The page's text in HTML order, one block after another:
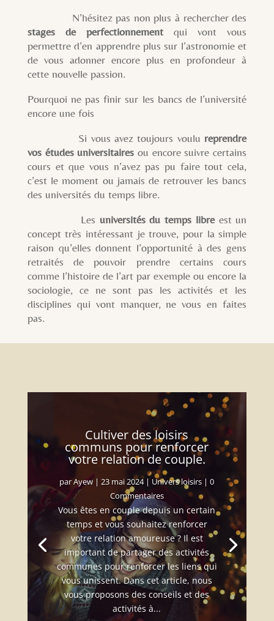
N’hésitez pas non plus à rechercher des
stages de perfectionnementqui vont vous
permettre d’en apprendre plus sur l’astronomie et
de vous adonner encore plus en profondeur à
cette nouvelle passion.
Pourquoi ne pas finir sur les bancs de l’université
encore une fois
Si vous avez toujours voulu reprendre
vos études universitaires ou encore suivre certains
cours et que vous n’avez pas pu faire tout cela,
c’est le moment ou jamais de retrouver les bancs
des universités du temps libre.
Les universités du temps libreest un
concept très intéressant je trouve, pour la simple
raison qu’elles donnent l’opportunité à des gens
retraités de pouvoir prendre certains cours
comme l’histoire de l’art par exemple ou encore la
sociologie, ce ne sont pas les activités et les
disciplines qui vont manquer, ne vous en faites
pas.
Cultiver des loisirs
communs pour renforcer
votre relation de couple.
parAyew |23 mai 2024| Univers loisirs | 0
Commentaires
Vous êtes en couple depuis un certain
temps et vous souhaitez renforcer
votre relation amoureuse ? Il est
important de partager des activités
communes pour renforcer les liens qui
vous unissent. Dans cet article, nous
vous proposons des conseils et des
activités à...